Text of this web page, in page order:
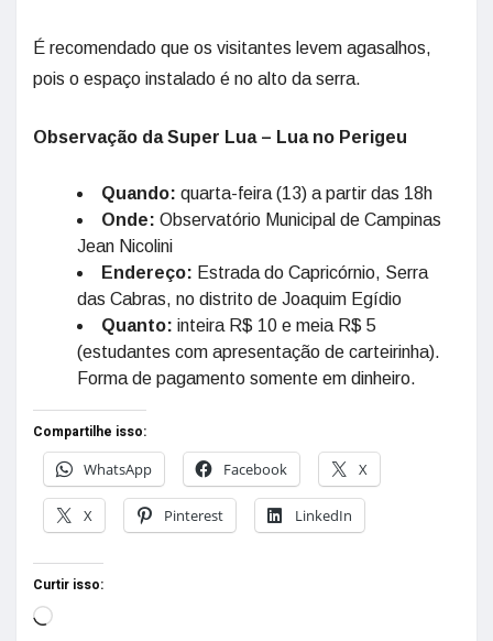
É recomendado que os visitantes levem agasalhos,
pois o espaço instalado é no alto da serra.
Observação da Super Lua – Lua no Perigeu
Quando: quarta-feira (13) a partir das 18h
Onde: Observatório Municipal de Campinas
Jean Nicolini
Endereço: Estrada do Capricórnio, Serra
das Cabras, no distrito de Joaquim Egídio
Quanto: inteira R$ 10 e meia R$ 5
(estudantes com apresentação de carteirinha).
Forma de pagamento somente em dinheiro.
Compartilhe isso:
WhatsApp
Facebook X
X Pinterest LinkedIn
Curtir isso: